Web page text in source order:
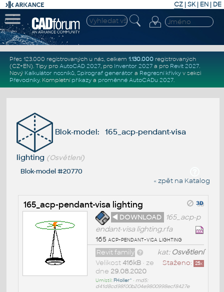
CZ | SK| EN | DE
Přes 123.000 registrovaných u nás, celkem 1.130.000registrovaných
(CZ+EN). Tipy pro AutoCAD 2027, pro Inventor 2027a pro Revit 2027.
Nový Kalkulátor nosníků, Spirograf generátor a Regresní křivkyv sekci
Převodníky. Kompletní příkazya proměnné AutoCADu 2027.
Blok-model: 165_acp-pendant-visa
lighting (Osvětlení)
Blok-model #20770
« zpět na Katalog
165_acp-pendant-visa lighting
◄ DOWNLOAD
165_acp-p
endant-visa lighting.rfa
165 acp-pendant-visa lighting
kat: Osvětlení
Revit family
Staženo: 25x
Velikost 416kB• ze
dne 29.08.2020
Umístil: FHoller^ • md5:
d41d8cd98f00b204e9800998ecf8427e